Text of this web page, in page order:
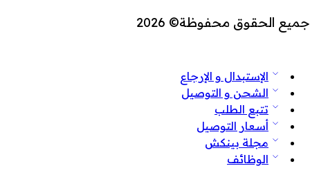
جميع الحقوق محفوظة© 2026
الإستبدال و الإرجاع
الشحن و التوصيل
تتبع الطلب
أسعار التوصيل
مجلة بينكش
الوظائف